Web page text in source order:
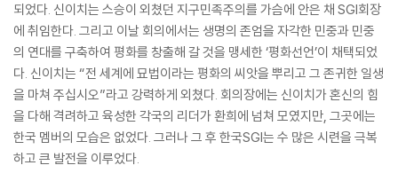
되었다. 신이치는 스승이 외쳤던 지구민족주의를 가슴에 안은 채 SGI회장
에 취임한다. 그리고 이날 회의에서는 생명의 존엄을 자각한 민중과 민중
의 연대를 구축하여 평화를 창출해 갈 것을 맹세한 ‘평화선언’이 채택되었
다. 신이치는 “전 세계에 묘법이라는 평화의 씨앗을 뿌리고 그 존귀한 일생
을 마쳐 주십시오”라고 강력하게 외쳤다. 회의장에는 신이치가 혼신의 힘
을 다해 격려하고 육성한 각국의 리더가 환희에 넘쳐 모였지만, 그곳에는
한국 멤버의 모습은 없었다. 그러나 그 후 한국SGI는 수 많은 시련을 극복
하고 큰 발전을 이루었다.